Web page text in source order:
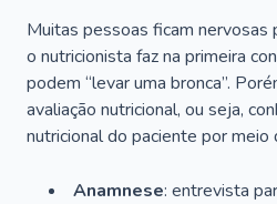
Muitas pessoas ficam nervosas
o nutricionista faz na primeira
podem “levar uma bronca”.
avaliação nutricional, ou seja,
nutricional do paciente por meio
Anamnese: entrevista